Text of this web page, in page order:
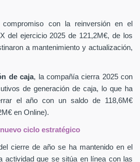
con la reinversión en el
del ejercicio 2025 de 121,2M€, de los
a mantenimiento y actualización,
de caja, la compañía cierra 2025 con
de generación de caja, lo que ha
el año con un saldo de 118,6M€
en Online).
ciclo estratégico
cierre de año se ha mantenido en el
actividad que se sitúa en línea con las